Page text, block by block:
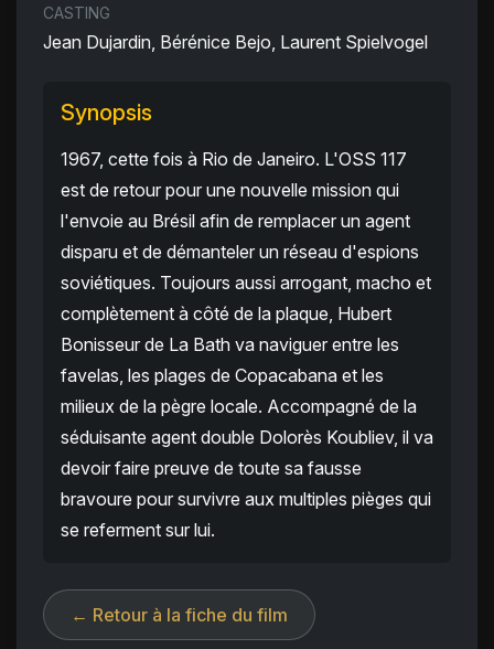
CASTING
Jean Dujardin, Bérénice Bejo, Laurent Spielvogel
Synopsis
1967, cette fois à Rio de Janeiro. L'OSS 117
est de retour pour une nouvelle mission qui
l'envoie au Brésil afin de remplacer un agent
disparu et de démanteler un réseau d'espions
soviétiques. Toujours aussi arrogant, macho et
complètement à côté de la plaque, Hubert
Bonisseur de La Bath va naviguer entre les
favelas, les plages de Copacabana et les
milieux de la pègre locale. Accompagné de la
séduisante agent double Dolorès Koubliev, il va
devoir faire preuve de toute sa fausse
bravoure pour survivre aux multiples pièges qui
se referment sur lui.
← Retour à la fiche du film